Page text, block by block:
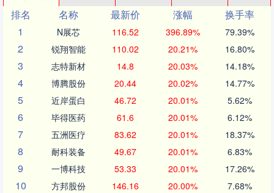
排名
名称 最新价 涨幅
换手率
1
N展芯 116.52 396.89% 79.39%
2 锐翔智能 110.02 20.21% 16.80%
3 志特新材 14.8 20.03% 14.18%
4 博腾股份 20.44 20.02% 14.77%
5 近岸蛋白 46.72 20.01% 5.62%
6 毕得医药 61.6 20.01% 6.12%
7 五洲医疗 83.62 20.01% 18.37%
8 耐科装备 49.67 20.01% 6.83%
9 一博科技 53.33 20.01% 17.26%
10 方邦股份 146.16 20.00% 7.68%